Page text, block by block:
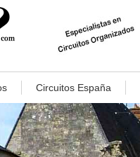
Circuitos España